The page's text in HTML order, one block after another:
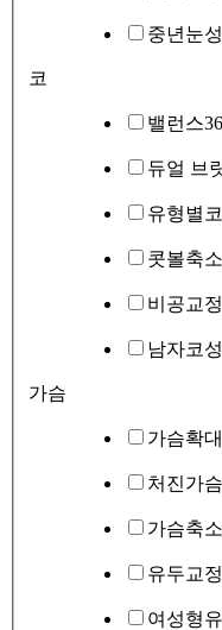
중년눈
코
밸런스
듀얼 브
유형별
콧볼축소
비공교정
남자코
가슴
가슴확대
처진가
가슴축
유두교정
여성형